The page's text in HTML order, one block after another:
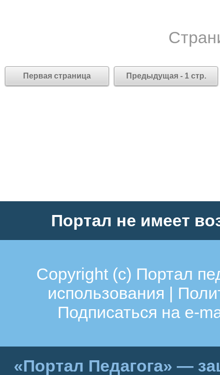
Первая страница Предыдущая - 1 стр.
Портал не имеет
Copyright (c) Портал
использования |
Подписаться на e-
«Портал Педагога» —